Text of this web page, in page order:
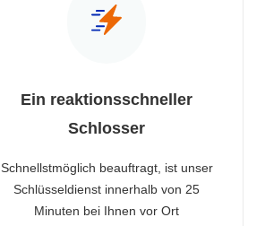
Ein reaktionsschneller
Schlosser
Schnellstmöglich beauftragt, ist unser
Schlüsseldienst innerhalb von 25
Minuten bei Ihnen vor Ort